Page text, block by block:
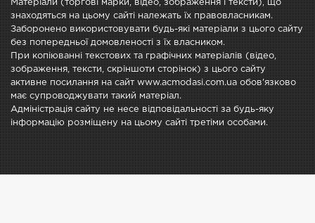
Матеріали (торгові марки, відео, зображення і тексти), що
знаходяться на цьому сайті належать їх правовласникам.
Заборонено використовувати будь-які матеріали з цього сайту
без попередньої домовленості з їх власником.
При копіюванні текстових та графічних матеріалів (відео,
зображення, тексти, скріншоти сторінок) з цього сайту
активне посилання на сайт www.acmodasi.com.ua обов'язково
має супроводжувати такий матеріал.
Адміністрація сайту не несе відповідальності за будь-яку
інформацію розміщену на цьому сайті третіми особами.